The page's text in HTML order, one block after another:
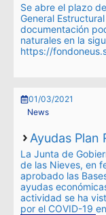
Se abre el plazo
General
documentación
naturales en la
https://
01/03/2021
News
Ayudas Plan
La Junta de
de las Nieves, en
aprobado las
ayudas
actividad se ha
por el COVID-19